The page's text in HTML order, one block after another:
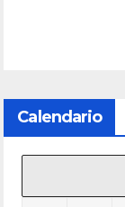
Calendario